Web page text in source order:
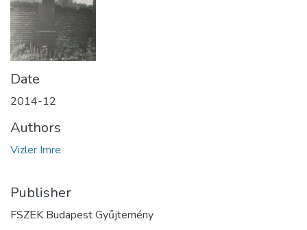
Date
2014-12
Authors
Vizler Imre
Publisher
FSZEK Budapest Gyűjtemény